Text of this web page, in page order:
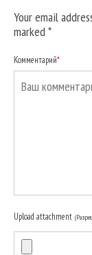
Your email
marked*
Комментарий*
Upload attachment